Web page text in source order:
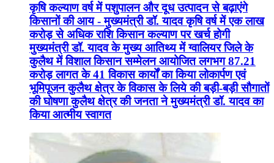
कृषि कल्याण वर्ष में पशुपालन और दूध उत्पादन से बढ़ाएंगे
किसानों की आय - मुख्यमंत्री डॉ. यादव कृषि वर्ष में एक लाख
करोड़ से अधिक राशि किसान कल्याण पर खर्च होगी
मुख्यमंत्री डॉ. यादव के मुख्य आतिथ्य में ग्वालियर जिले के
कुलैथ में विशाल किसान सम्मेलन आयोजित लगभग 87.21
करोड़ लागत के 41 विकास कार्यों का किया लोकार्पण एवं
भूमिपूजन कुलैथ क्षेत्र के विकास के लिये की बड़ी-बड़ी सौगातों
की घोषणा कुलैथ क्षेत्र की जनता ने मुख्यमंत्री डॉ. यादव का
किया आत्मीय स्वागत